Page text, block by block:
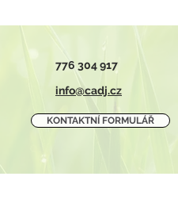
776 304 917
info@cadj.cz
KONTAKTNÍ FORMULÁŘ